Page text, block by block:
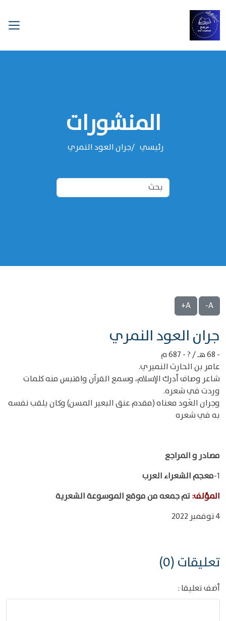
المنشورات
رئيسي ‌‌جران العود النمري
A-
A+
‌‌جران العود النمري
- 68 هـ / ? - 687 م
عامر بن الحارث النميري.
شاعر وصاف أدرك الإسلام، وسمع القرآن واقتبس منه كلمات
وردت في شعره.
وجران العَود معناه (مقدم عنق البعير المسن) وكان يلقب نفسه
به في شعره
مصادر و المراجع
1- معجم الشعراء العرب
المؤلف:تم جمعه من موقع الموسوعة الشعرية
4 نوفمبر 2022
تعليقات (0)
أضف تعليقا :